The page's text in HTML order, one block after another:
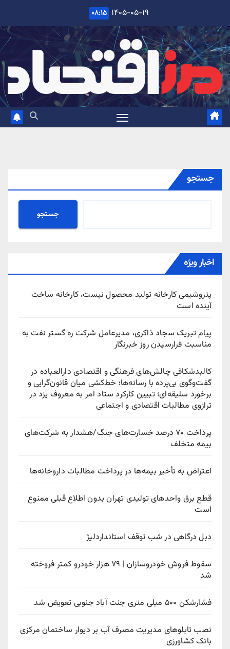
content
۱۴۰۵-۰۵-۱۹ ۰۸:۱۵
جستجو
جستجو
اخبار ویژه
پتروشیمی کارخانه تولید محصول نیست، کارخانه ساخت
آینده است
پیام تبریک سجاد ذاکری، مدیرعامل شرکت ره‌ گستر نفت به
مناسبت فرارسیدن روز خبرنگار
کالبدشکافی چالش‌های فرهنگی و اقتصادی دارالعباده در
گفت‌وگوی بی‌پرده با رسانه‌ها؛ خط‌کشی میان قانون‌گرایی و
برخورد سلیقه‌ای؛ تبیین کارکرد ستاد امر به معروف یزد در
ترازوی مطالبات اقتصادی و اجتماعی
پرداخت ۷۰ درصد خسارت‌های جنگ/هشدار به شرکت‌های
بیمه متخلف
اعتراض به تأخیر بیمه‌ها در پرداخت مطالبات داروخانه‌ها
قطع برق واحدهای تولیدی تهران بدون اطلاع قبلی ممنوع
است
دبل درگاهی در شب توقف استانداردلیژ
سقوط فروش خودروسازان | ۷۹ هزار خودرو کمتر فروخته
شد
فشارشکن ۵۰۰ میلی متری جنت آباد جنوبی تعویض شد
نصب تابلوهای مدیریت مصرف آب بر دیوار ساختمان مرکزی
بانک کشاورزی